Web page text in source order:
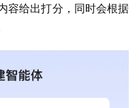
容给出打分，同时会根据